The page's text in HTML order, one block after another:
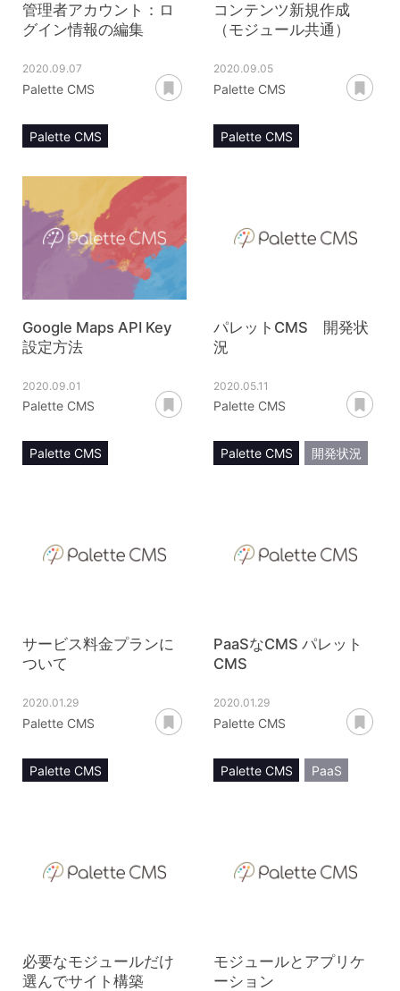
管理者アカウント：ロ
グイン情報の編集
2020.09.07
Palette CMS
あとで読む
Palette CMS
管理者アカウント
ログイン情報
コンテンツ新規作成
（モジュール共通）
2020.09.05
Palette CMS
Palette CMS
Google Maps API Key
設定方法
2020.09.01
Palette CMS
あとで読む
Palette CMS
マニュアル
パレットCMS 開発状
況
2020.05.11
Palette CMS
Palette CMS 開発状況
サービス料金プランに
ついて
2020.01.29
Palette CMS
あとで読む
Palette CMS
PaaSなCMS パレット
CMS
2020.01.29
Palette CMS
Palette CMS
PaaS
必要なモジュールだけ
選んでサイト構築
モジュールとアプリケ
ーション